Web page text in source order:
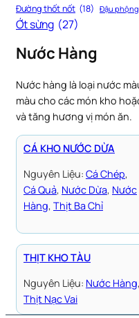
Đường thốt nốt (18) Đậu phộng
Ớt sừng (27)
Nước Hàng
Nước hàng là loại nước màu từ đường, thường dùng tạo
màu cho các món kho
và tăng hương vị món ăn.
CÁ KHO NƯỚC DỪA
Nguyên Liệu: Cá Chép
Cá Quả, Nước Dừa, Nước
Hàng, Thịt Ba Chỉ
THỊT KHO TÀU
Nguyên Liệu: Nước Hàng
Thịt Nạc Vai